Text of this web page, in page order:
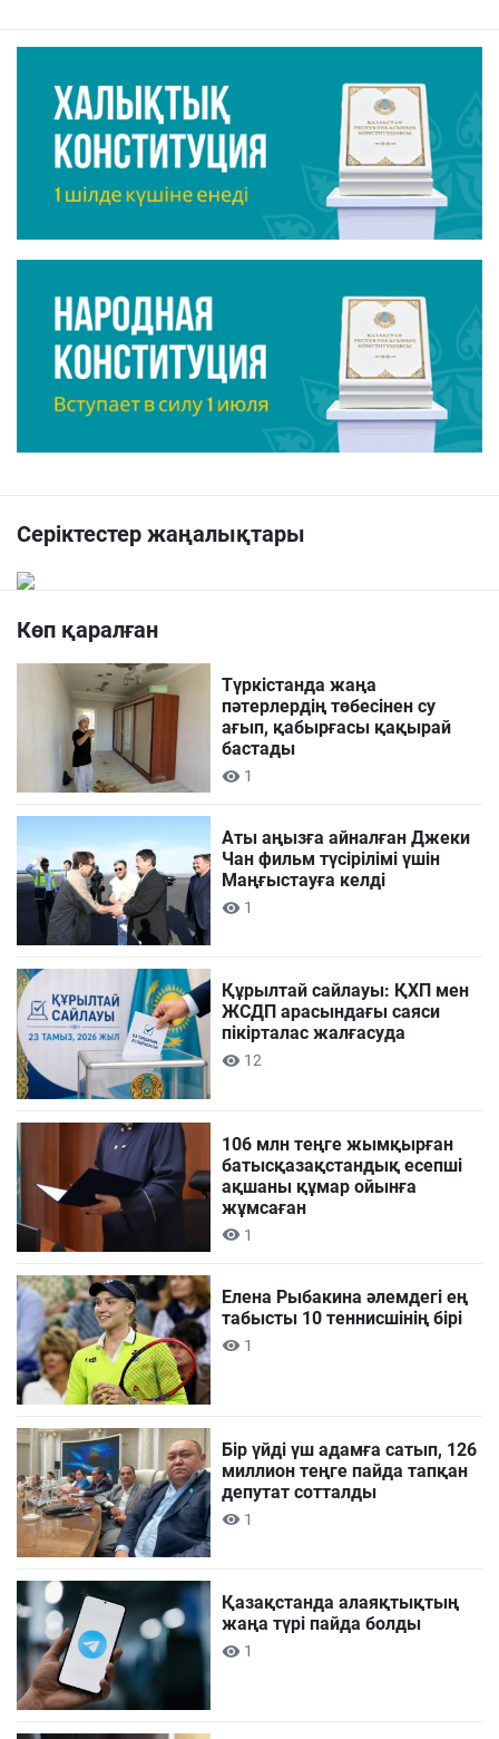
Серіктестер жаңалықтары
Көп қаралған
Түркістанда жаңа
пәтерлердің төбесінен су
ағып, қабырғасы қақырай
бастады
1
Аты аңызға айналған Джеки
Чан фильм түсірілімі үшін
Маңғыстауға келді
1
Құрылтай сайлауы: ҚХП мен
ЖСДП арасындағы саяси
пікірталас жалғасуда
12
106 млн теңге жымқырған
батысқазақстандық есепші
ақшаны құмар ойынға
жұмсаған
1
Елена Рыбакина әлемдегі ең
табысты 10 теннисшінің бірі
1
Бір үйді үш адамға сатып, 126
миллион теңге пайда тапқан
депутат сотталды
1
Қазақстанда алаяқтықтың
жаңа түрі пайда болды
1